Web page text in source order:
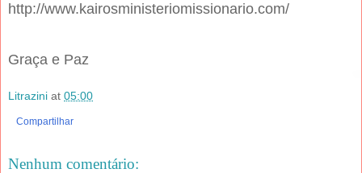
http://www.kairosministeriomissionario.com/
Graça e Paz
Litrazini at 05:00
Compartilhar
Nenhum comentário: